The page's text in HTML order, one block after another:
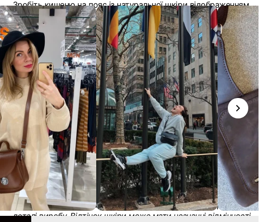
Зробіть кишеню на пояс із натуральної шкіри відображенням
вашого бренду за допомогою тиснення (сліпе, золоте, срібне)
та повної кастомізації виробу під ваші потреби. Можемо
повністю змінити виріб — від кольору та типу шкіри до
дизайну кількості відділень.
Гуртові замовлення
При замовленні від 10 одиниць діють знижки. Якщо ви
шукаєте аксесуари, які допоможуть полегшити роботу
працівникам закладу й підсилять враження на гостей,
звʼяжиться з нами для обговорення деталей.
Купити шкіряну кишеню на пояс
Замовляйте кишеню для офіціантів на пояс, щоб забезпечити
персоналу комфорт у роботі та підкреслити єдиний стиль
вашого бренду через шкіряний виріб ручної роботи.
Зверніть увагу: всі аксесуари сфотографовані за професійного
освітлення, щоб максимально точно передати фактуру й
деталі виробу. Відтінок шкіри може мати незначні відмінності